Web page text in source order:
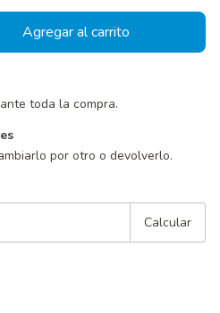
toda la compra.
por otro o devolverlo.
Calcular